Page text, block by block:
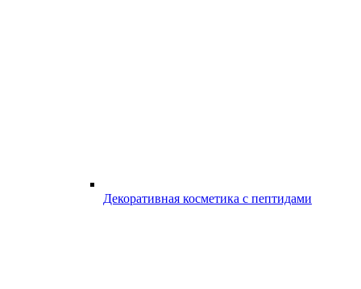
Декоративная косметика с пептидами